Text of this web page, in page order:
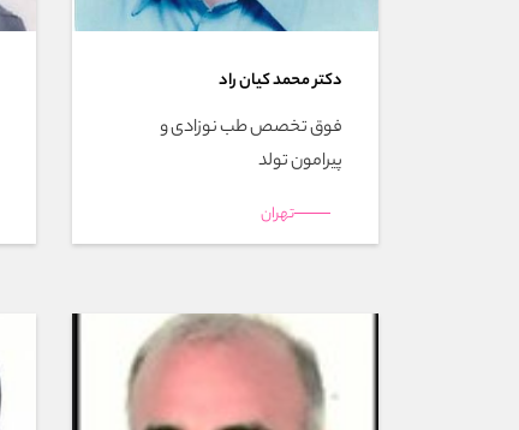
دکتر محمد كيان راد
فوق تخصص طب نوزادی و
پیرامون تولد
تهران